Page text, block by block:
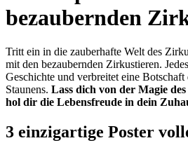
bezaubernden
Tritt ein in die zauberhafte Welt des
mit den bezaubernden Zirkustieren.
Geschichte und verbreitet eine Botschaft
Staunens. Lass dich von der Magie
hol dir die Lebensfreude in dein
3 einzigartige Poster